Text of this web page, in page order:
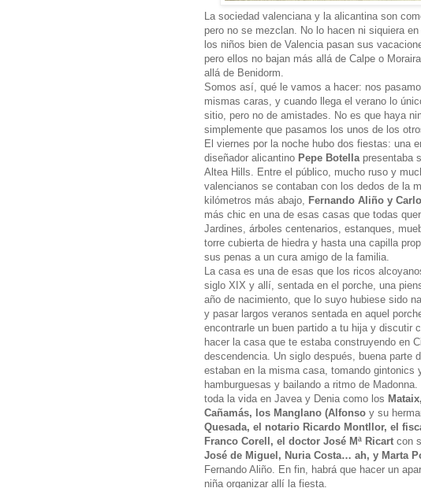
La sociedad valenciana y la alicantina son
pero no se mezclan. No lo hacen ni siquiera
los niños bien de Valencia pasan sus
pero ellos no bajan más allá de Calpe o
allá de Benidorm.
Somos así, qué le vamos a hacer: nos
mismas caras, y cuando llega el verano lo
sitio, pero no de amistades. No es que haya
simplemente que pasamos los unos de los
El viernes por la noche hubo dos fiestas: una
diseñador alicantino Pepe Botella presentaba
Altea Hills. Entre el público, mucho ruso y
valencianos se contaban con los dedos de la
kilómetros más abajo, Fernando Aliño y
más chic en una de esas casas que todas
Jardines, árboles centenarios, estanques,
torre cubierta de hiedra y hasta una capilla
sus penas a un cura amigo de la familia.
La casa es una de esas que los ricos
siglo XIX y allí, sentada en el porche, una
año de nacimiento, que lo suyo hubiese sido
y pasar largos veranos sentada en aquel
encontrarle un buen partido a tu hija y discutir
hacer la casa que te estaba construyendo en
descendencia. Un siglo después, buena parte
estaban en la misma casa, tomando gintonics
hamburguesas y bailando a ritmo de
toda la vida en Javea y Denia como los
Cañamás, los Manglano (Alfonso y su
Quesada, el notario Ricardo Montllor, el
Franco Corell, el doctor José Mª Ricart con
José de Miguel, Nuria Costa… ah, y Marta
Fernando Aliño. En fin, habrá que hacer un
niña organizar allí la fiesta.